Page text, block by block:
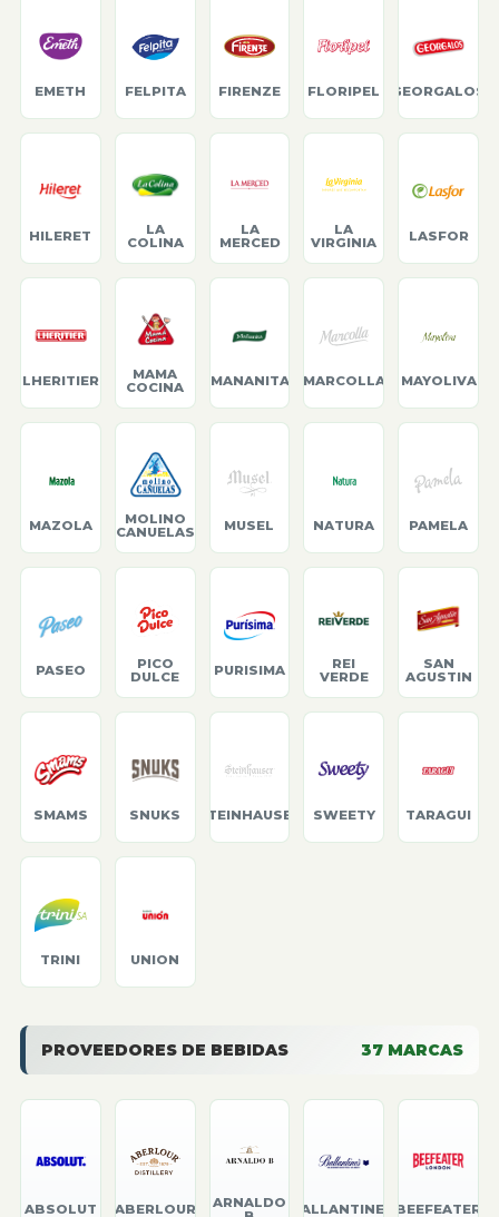
EMETH FELPITA FIRENZE FLORIPEL GEORGALOS
HILERET
LA
COLINA
LA
MERCED
LA
VIRGINIA
LASFOR
LHERITIER
MAMA
COCINA
MANANITA MARCOLLA MAYOLIVA
MAZOLA
MOLINO
CANUELAS
MUSEL NATURA PAMELA
PASEO
PICO
DULCE
PURISIMA
REI
VERDE
SAN
AGUSTIN
SMAMS SNUKS STEINHAUSER SWEETY TARAGUI
TRINI UNION
PROVEEDORES DE BEBIDAS 37 MARCAS
ABSOLUT ABERLOUR
ARNALDO
BALLANTINE'S BEEFEATER